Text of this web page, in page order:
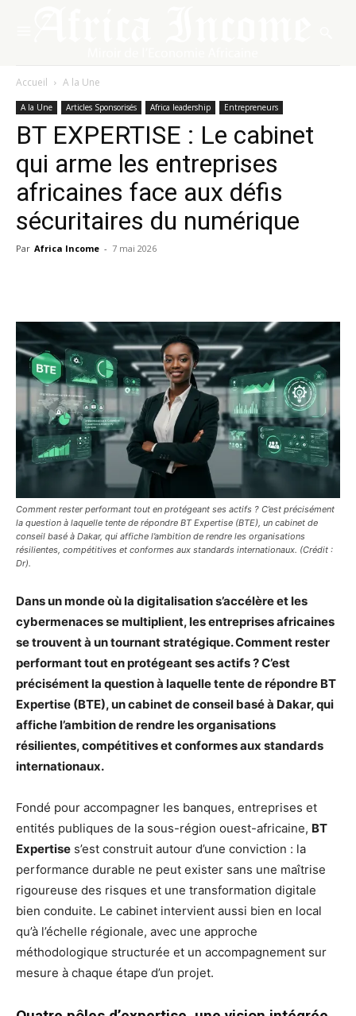
Accueil A la Une
A la Une Articles Sponsorisés Africa leadership Entrepreneurs
BT EXPERTISE : Le cabinet
qui arme les entreprises
africaines face aux défis
sécuritaires du numérique
Par Africa Income - 7 mai 2026
Comment rester performant tout en protégeant ses actifs ? C’est précisément
la question à laquelle tente de répondre BT Expertise (BTE), un cabinet de
conseil basé à Dakar, qui affiche l’ambition de rendre les organisations
résilientes, compétitives et conformes aux standards internationaux. (Crédit :
Dr).
Dans un monde où la digitalisation s’accélère et les
cybermenaces se multiplient, les entreprises africaines
se trouvent à un tournant stratégique. Comment rester
performant tout en protégeant ses actifs ? C’est
précisément la question à laquelle tente de répondre BT
Expertise (BTE), un cabinet de conseil basé à Dakar, qui
affiche l’ambition de rendre les organisations
résilientes, compétitives et conformes aux standards
internationaux.
Fondé pour accompagner les banques, entreprises et
entités publiques de la sous-région ouest-africaine, BT
Expertise s’est construit autour d’une conviction : la
performance durable ne peut exister sans une maîtrise
rigoureuse des risques et une transformation digitale
bien conduite. Le cabinet intervient aussi bien en local
qu’à l’échelle régionale, avec une approche
méthodologique structurée et un accompagnement sur
mesure à chaque étape d’un projet.